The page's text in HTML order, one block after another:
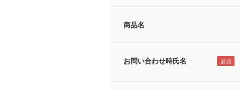
商品名
お問い合わせ時氏名